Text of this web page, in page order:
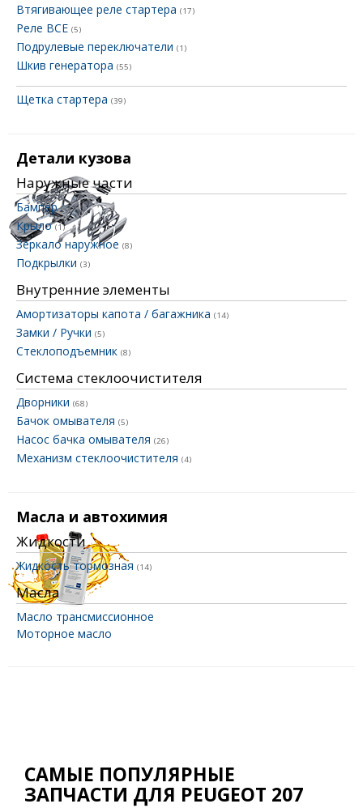
Втягивающее реле стартера (17)
Реле ВСЕ (5)
Подрулевые переключатели (1)
Шкив генератора (55)
Щетка стартера (39)
Детали кузова
Наружные части
Бампер(1)
Крыло(1)
Зеркало наружное (8)
Подкрылки (3)
Внутренние элементы
Амортизаторы капота / багажника (14)
Замки / Ручки (5)
Стеклоподъемник (8)
Система стеклоочистителя
Дворники (68)
Бачок омывателя (5)
Насос бачка омывателя (26)
Механизм стеклоочистителя (4)
Масла и автохимия
Жидкости
Жидкость тормозная (14)
Масла
Масло трансмиссионное
Моторное масло
САМЫЕ ПОПУЛЯРНЫЕ
ЗАПЧАСТИ ДЛЯ PEUGEOT 207